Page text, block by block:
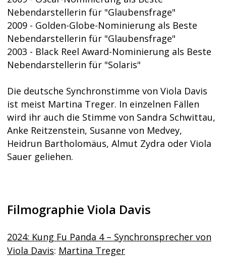
Nebendarstellerin für "Glaubensfrage"
2009 - Golden-Globe-Nominierung als Beste
Nebendarstellerin für "Glaubensfrage"
2003 - Black Reel Award-Nominierung als Beste
Nebendarstellerin für "Solaris"
Die deutsche Synchronstimme von Viola Davis
ist meist Martina Treger. In einzelnen Fällen
wird ihr auch die Stimme von Sandra Schwittau,
Anke Reitzenstein, Susanne von Medvey,
Heidrun Bartholomäus, Almut Zydra oder Viola
Sauer geliehen.
Filmographie Viola Davis
2024: Kung Fu Panda 4 – Synchronsprecher von
Viola Davis: Martina Treger